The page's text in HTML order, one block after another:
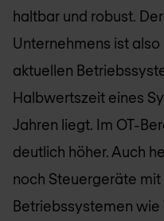
haltbar und robust.
Unternehmens ist
aktuellen
Halbwertszeit eines
Jahren liegt. Im OT-
deutlich höher. Auch
noch Steuergeräte
Betriebssystemen